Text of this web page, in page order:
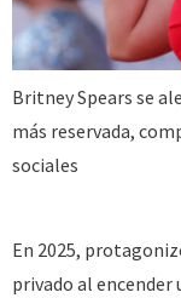
Britney Spears se
más reservada,
sociales
En 2025,
privado al